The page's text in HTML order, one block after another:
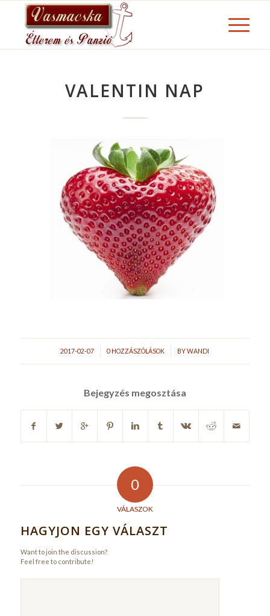
VALENTIN NAP
2017-02-07
/ 0 HOZZÁSZÓLÁSOK
/ BYWANDI
Bejegyzés megosztása
0
VÁLASZOK
HAGYJON EGY VÁLASZT
Want to join the discussion?
Feel free to contribute!